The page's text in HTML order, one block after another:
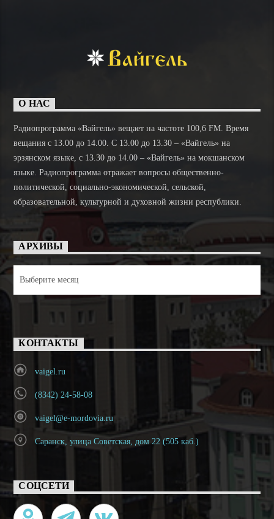
О НАС
Радиопрограмма «Вайгель» вещает на частоте 100,6 FM. Время
вещания с 13.00 до 14.00. C 13.00 до 13.30 – «Вайгель» на
эрзянском языке, с 13.30 до 14.00 – «Вайгель» на мокшанском
языке. Радиопрограмма отражает вопросы общественно-
политической, социально-экономической, сельской,
образовательной, культурной и духовной жизни республики.
АРХИВЫ
КОНТАКТЫ
vaigel.ru
(8342) 24-58-08
vaigel@e-mordovia.ru
Саранск, улица Советская, дом 22 (505 каб.)
СОЦСЕТИ